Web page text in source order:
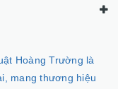
Hoàng Trường là
mang thương hiệu